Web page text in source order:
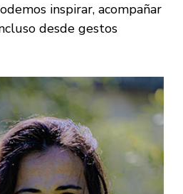
inspirar, acompañar
desde gestos